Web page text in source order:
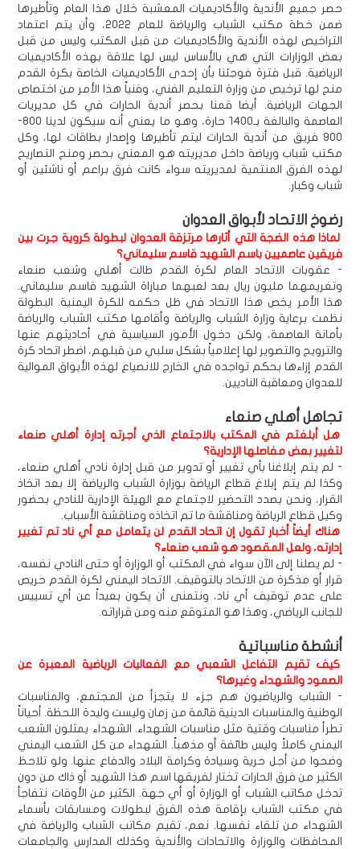
حصر جميع الأندية والأكاديميات المعشبة خلال هذا العام وتأطيرها
ضمن خطة مكتب الشباب والرياضة للعام 2022، وأن يتم اعتماد
التراخيص لهذه الأندية والأكاديميات من قبل المكتب وليس من قبل
بعض الوزارات التي هي بالأساس ليس لها علاقة بهذه الأكاديميات
الرياضية. قبل فترة فوجئنا بأن إحدى الأكاديميات الخاصة بكرة القدم
منح لها ترخيص من وزارة التعليم الفني، وفنياً هذا الأمر من اختصاص
الجهات الرياضية. أيضا قمنا بحصر أندية الحارات في كل مديريات
العاصمة والبالغة بـ1400 حارة، وهو ما يعني أنه سيكون لدينا 800-
900 فريق من أندية الحارات ليتم تأطيرها وإصدار بطاقات لها، وكل
مكتب شباب ورياضة داخل مديريته هو المعني بحصر ومنح التصاريح
لهذه الفرق المنتمية لمديريته سواء كانت فرق براعم أو ناشئين أو
شباب وكبار.
رضوخ الاتحاد لأبواق العدوان
لماذا هذه الضجة التي أثارها مرتزقة العدوان لبطولة كروية جرت بين
فريقين عاصميين باسم الشهيد قاسم سليماني؟
- عقوبات الاتحاد العام لكرة القدم طالت أهلي وشعب صنعاء
وتغريمهما مليون ريال بعد لعبهما مباراة الشهيد قاسم سليماني.
هذا الأمر يخص هذا الاتحاد في ظل حكمه للكرة اليمنية. البطولة
نظمت برعاية وزارة الشباب والرياضة وأقامها مكتب الشباب والرياضة
بأمانة العاصمة، ولكن دخول الأمور السياسية في أحاديثهم عنها
والترويج والتصوير لها إعلامياً بشكل سلبي من قبلهم، اضطر اتحاد كرة
القدم إزاءها بحكم تواجده في الخارج للانصياع لهذه الأبواق الموالية
للعدوان ومعاقبة الناديين.
تجاهل أهلي صنعاء
هل أبلغتم في المكتب بالاجتماع الذي أجرته إدارة أهلي صنعاء
لتغيير بعض مفاصلها الإدارية؟
- لم يتم إبلاغنا بأي تغيير أو تدوير من قبل إدارة نادي أهلي صنعاء،
وكذا لم يتم إبلاغ قطاع الرياضة بوزارة الشباب والرياضة إلا بعد اتخاذ
القرار، ونحن بصدد التحضير لاجتماع مع الهيئة الإدارية للنادي بحضور
وكيل قطاع الرياضة ومناقشة ما تم اتخاذه ومناقشة الأسباب.
هناك أيضاً أخبار تقول إن اتحاد القدم لن يتعامل مع أي ناد تم تغيير
إدارته، ولعل المقصود هو شعب صنعاء؟
- لم يصلنا إلى الآن سواء في المكتب أو الوزارة أو حتى النادي نفسه،
قرار أو مذكرة من الاتحاد بالتوقيف. الاتحاد اليمني لكرة القدم حريص
على عدم توقيف أي ناد، ونتمنى أن يكون بعيداً عن أي تسييس
للجانب الرياضي، وهذا هو المتوقع منه ومن قراراته.
أنشطة مناسباتية
كيف تقيم التفاعل الشعبي مع الفعاليات الرياضية المعبرة عن
الصمود والشهداء وغيرها؟
- الشباب والرياضيون هم جزء لا يتجزأ من المجتمع، والمناسبات
الوطنية والمناسبات الدينية قائمة من زمان وليست وليدة اللحظة. أحياناً
تطرأ مناسبات وقتية مثل مناسبات الشهداء. الشهداء يمثلون الشعب
اليمني كاملاً وليس طائفة أو مذهباً. الشهداء من كل الشعب اليمني
وضحوا من أجل حرية وسيادة وكرامة البلاد والدفاع عنها. ولو تلاحظ
الكثير من فرق الحارات تختار لفريقها اسم هذا الشهيد أو ذاك من دون
تدخل مكاتب الشباب أو الوزارة أو أي جهة. الكثير من الأوقات نتفاجأ
في مكتب الشباب بإقامة هذه الفرق لبطولات ومسابقات بأسماء
الشهداء من تلقاء نفسها. نعم، تقيم مكاتب الشباب والرياضة في
المحافظات والوزارة والاتحادات والأندية وكذلك المدارس والجامعات